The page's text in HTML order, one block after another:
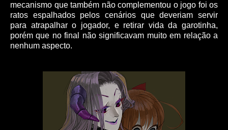
mecanismo que também não complementou o jogo foi os
ratos espalhados pelos cenários que deveriam servir
para atrapalhar o jogador, e retirar vida da garotinha,
porém que no final não significavam muito em relação a
nenhum aspecto.